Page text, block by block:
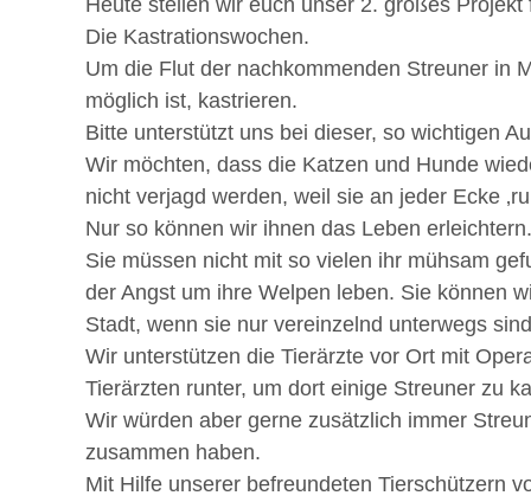
Die Kastrationswochen.
Um die Flut der nachkommenden Streuner in
möglich ist, kastrieren.
Bitte unterstützt uns bei dieser, so wichtigen
Wir möchten, dass die Katzen und Hunde
nicht verjagd werden, weil sie an jeder Ecke
Nur so können wir ihnen das Leben erleichtern.
Sie müssen nicht mit so vielen ihr mühsam
der Angst um ihre Welpen leben. Sie können
Stadt, wenn sie nur vereinzelnd unterwegs
Wir unterstützen die Tierärzte vor Ort mit
Tierärzten runter, um dort einige Streuner zu
Wir würden aber gerne zusätzlich immer
zusammen haben.
Mit Hilfe unserer befreundeten Tierschützern